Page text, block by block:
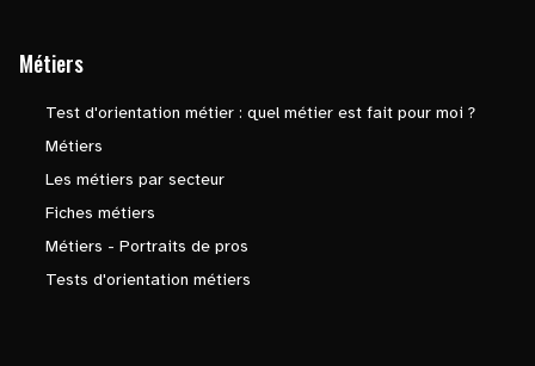
Métiers
Test d'orientation métier : quel métier est fait pour moi ?
Métiers
Les métiers par secteur
Fiches métiers
Métiers - Portraits de pros
Tests d'orientation métiers